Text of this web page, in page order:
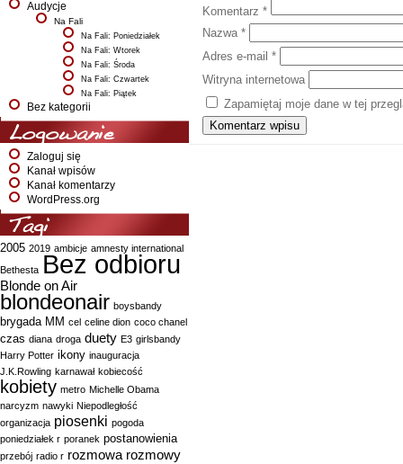
Audycje
Na Fali
Na Fali: Poniedziałek
Na Fali: Wtorek
Na Fali: Środa
Na Fali: Czwartek
Na Fali: Piątek
Bez kategorii
Logowanie
Zaloguj się
Kanał wpisów
Kanał komentarzy
WordPress.org
Tagi
2005 2019 ambicje amnesty international
Bethesta Bez odbioru
Blonde on Air
blondeonair boysbandy
brygada MM cel celine dion coco chanel
czas diana droga duety E3 girlsbandy
Harry Potter ikony inauguracja
J.K.Rowling karnawał kobiecość
kobiety metro Michelle Obama
narcyzm nawyki Niepodległość
organizacja piosenki pogoda
poniedziałek r poranek postanowienia
przebój radio r rozmowa rozmowy
Komentarz *
Nazwa *
Adres e-mail *
Witryna internetowa
Zapamiętaj moje dane w tej